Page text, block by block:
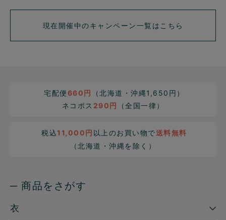
現在開催中のキャンペーン一覧はこちら
宅配便660円
（北海道・沖縄1,650円）
ネコポス 290円 （全国一律）
税込11,000円 以上のお買い物で送料無料
（北海道・沖縄を除く）
─ 商品をさがす
衣